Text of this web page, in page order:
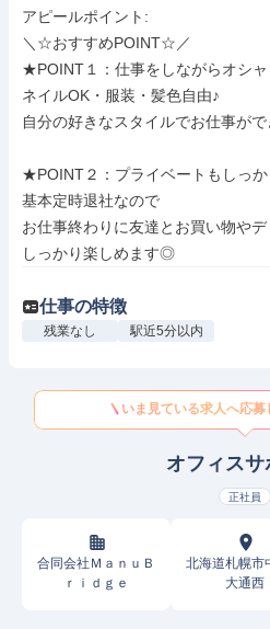
アピールポイント:
＼☆おすすめPOINT☆／
★POINT１：仕事をしながらオシャ
ネイルOK・服装・髪色自由♪
自分の好きなスタイルでお仕事がで
★POINT２：プライベートもしっか
基本定時退社なので
お仕事終わりに友達とお買い物やデ
しっかり楽しめます◎
仕事の特徴
残業なし 駅近5分以内
いま見ている求人へ応募
オフィスサ
正社員
合同会社ＭａｎｕＢ
ｒｉｄｇｅ
北海道札幌市
大通西